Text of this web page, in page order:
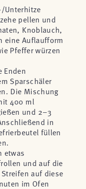
Unterhitze
pellen und
Knoblauch,
eine Auflaufform
Pfeffer würzen
Enden
Sparschäler
Die Mischung
400 ml
und 2–3
in
füllen
etwas
und auf die
auf diese
im Ofen